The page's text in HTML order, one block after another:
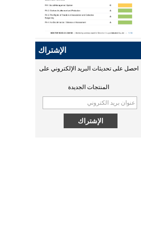
MPP QI2 15W wireless
charging module - COPY -
Qi2 هو نسخة مطورة من Qi
ومعيار شحن لاسلكي محسّن جديد
يعتمد على تقنية Magsafe من
Apple. قامت Huagon بتسليم
منتجاتنا إلى سلطة التصديق التي
بدأت في التصديق. ستصدر شهادة
ما هو اللاسلكي
يعد الشحن اللاسلكي وسيلة فعالة
الإشتراك
احصل على تحديثات البريد الإلكتروني على
المنتجات الجديدة